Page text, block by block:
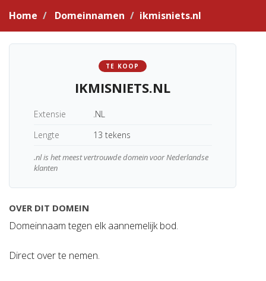
a
t
Home Domeinnamen ikmisniets.nl
TE KOOP
IKMISNIETS.NL
Extensie
.NL
Lengte
13 tekens
.nl is het meest vertrouwde domein voor Nederlandse
klanten
OVER DIT DOMEIN
Domeinnaam tegen elk aannemelijk bod.
Direct over te nemen.